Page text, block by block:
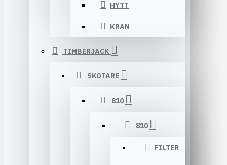
HYTT
KRAN
TIMBERJACK
SKOTARE
810
810
FILTER